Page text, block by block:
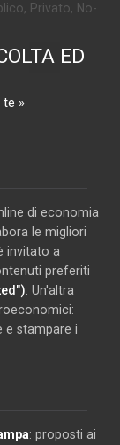
Privato, No-
ED
»
di economia
le migliori
invitato a
preferiti
. Un'altra
e stampare i
: proposti ai